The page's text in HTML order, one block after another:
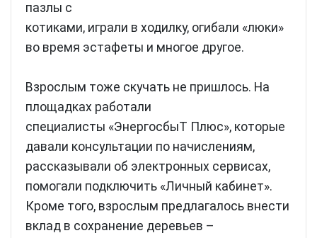
пазлы с
котиками, играли в ходилку, огибали «люки»
во время эстафеты и многое другое.
Взрослым тоже скучать не пришлось. На
площадках работали
специалисты «ЭнергосбыТ Плюс», которые
давали консультации по начислениям,
рассказывали об электронных сервисах,
помогали подключить «Личный кабинет».
Кроме того, взрослым предлагалось внести
вклад в сохранение деревьев –